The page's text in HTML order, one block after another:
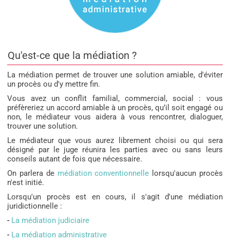
Qu'est-ce que la médiation ?
La médiation permet de trouver une solution amiable, d'éviter
un procès ou d'y mettre fin.
Vous avez un conflit familial, commercial, social : vous
préfèreriez un accord amiable à un procès, qu’il soit engagé ou
non, le médiateur vous aidera à vous rencontrer, dialoguer,
trouver une solution.
Le médiateur que vous aurez librement choisi ou qui sera
désigné par le juge réunira les parties avec ou sans leurs
conseils autant de fois que nécessaire.
On parlera demédiation conventionnelle lorsqu'aucun procès
n'est initié.
Lorsqu'un procès est en cours, il s'agit d'une médiation
juridictionnelle :
- La médiation judiciaire
- La médiation administrative